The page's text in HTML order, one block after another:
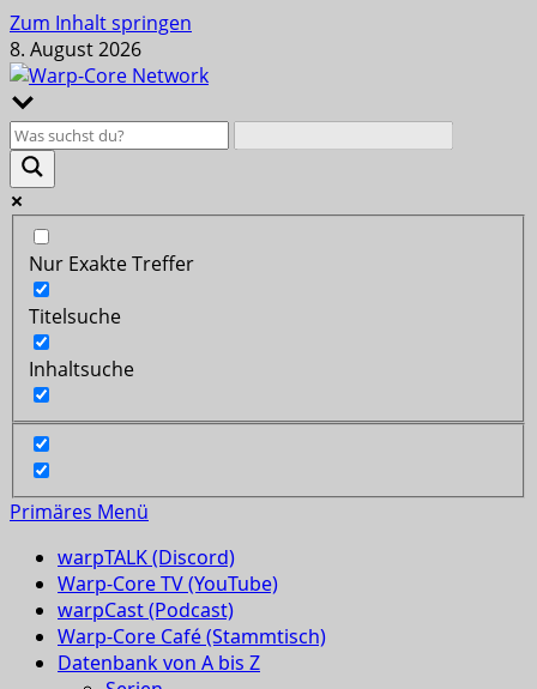
Zum Inhalt springen
8. August 2026
Nur Exakte Treffer
Titelsuche
Inhaltsuche
Primäres Menü
warpTALK (Discord)
Warp-Core TV (YouTube)
warpCast (Podcast)
Warp-Core Café (Stammtisch)
Datenbank von A bis Z